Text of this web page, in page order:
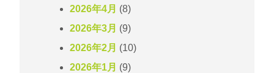
2026年4月 (8)
2026年3月 (9)
2026年2月 (10)
2026年1月 (9)